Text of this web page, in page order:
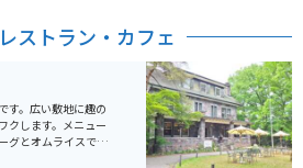
ように撮れます。
ストラン・カフェ
す。広い敷地に趣の
クします。メニュー
グとオムライスで
タイムスリッフし